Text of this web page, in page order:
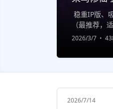
稳重IP版、
（最推荐，
一印，终成
2026/3/7
2026/7/14